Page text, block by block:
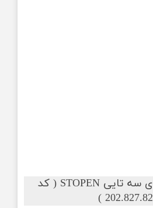
شمع ایکیا ال ای دی سه تایی STOPEN ( کد